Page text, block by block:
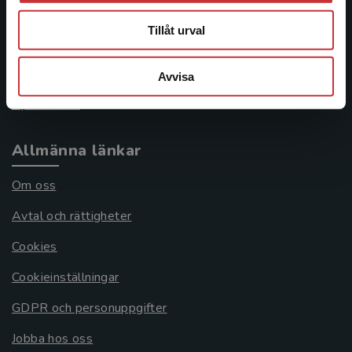
Tillåt urval
Avvisa
046-31 21 00
Frågor och svar
Systemkrav
Allmänna länkar
Om oss
Avtal och rättigheter
Cookies
Cookieinställningar
GDPR och personuppgifter
Jobba hos oss